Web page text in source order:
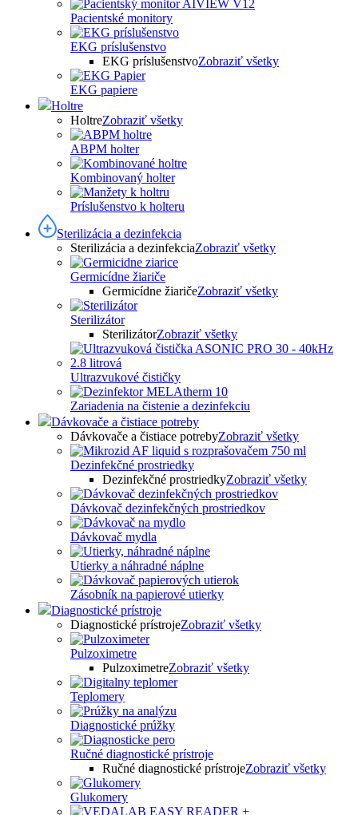
Pacientské monitory
EKG príslušenstvo
EKG príslušenstvoZobraziť všetky
EKG papiere
Holtre
HoltreZobraziť všetky
ABPM holter
Kombinovaný holter
Príslušenstvo k holteru
Sterilizácia a dezinfekcia
Sterilizácia a dezinfekciaZobraziť všetky
Germicídne žiariče
Germicídne žiaričeZobraziť všetky
Sterilizátor
SterilizátorZobraziť všetky
Ultrazvukové čističky
Zariadenia na čistenie a dezinfekciu
Dávkovače a čistiace potreby
Dávkovače a čistiace potrebyZobraziť všetky
Dezinfekčné prostriedky
Dezinfekčné prostriedkyZobraziť všetky
Dávkovač dezinfekčných prostriedkov
Dávkovač mydla
Utierky a náhradné náplne
Zásobník na papierové utierky
Diagnostické prístroje
Diagnostické prístrojeZobraziť všetky
Pulzoximetre
PulzoximetreZobraziť všetky
Teplomery
Diagnostické prúžky
Ručné diagnostické prístroje
Ručné diagnostické prístrojeZobraziť všetky
Glukomery